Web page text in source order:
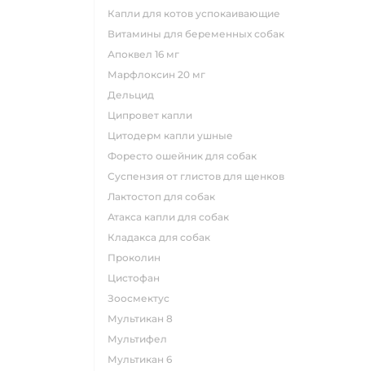
капли для котов успокаивающие
витамины для беременных собак
апоквел 16 мг
марфлоксин 20 мг
дельцид
ципровет капли
цитодерм капли ушные
форесто ошейник для собак
суспензия от глистов для щенков
лактостоп для собак
атакса капли для собак
кладакса для собак
проколин
цистофан
зоосмектус
мультикан 8
мультифел
мультикан 6